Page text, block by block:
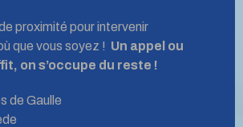
proximité pour intervenir
que vous soyez ! Un appel ou
on s’occupe du reste !
de Gaulle